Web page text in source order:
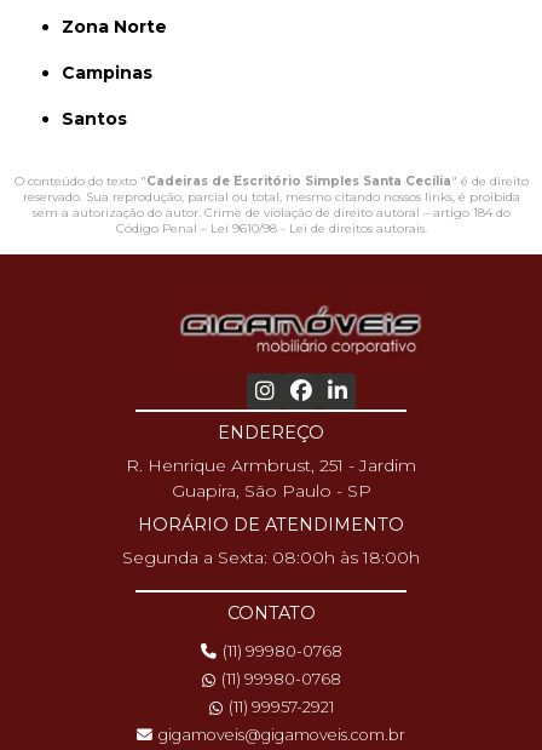
Zona Norte
Campinas
Santos
O conteúdo do texto "Cadeiras de Escritório Simples Santa Cecília" é de direito
reservado. Sua reprodução, parcial ou total, mesmo citando nossos links, é proibida
sem a autorização do autor. Crime de violação de direito autoral – artigo 184 do
Código Penal – Lei 9610/98 - Lei de direitos autorais.
ENDEREÇO
R. Henrique Armbrust, 251 - Jardim
Guapira, São Paulo - SP
HORÁRIO DE ATENDIMENTO
Segunda a Sexta: 08:00h às 18:00h
CONTATO
(11) 99980-0768
(11) 99980-0768
(11) 99957-2921
gigamoveis@gigamoveis.com.br